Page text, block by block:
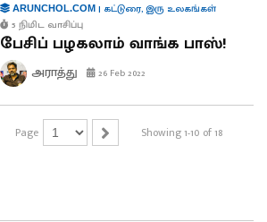
ARUNCHOL.COM| கட்டுரை, இரு உலகங்கள்
5 நிமிட வாசிப்பு
பேசிப் பழகலாம் வாங்க பாஸ்!
அராத்து 26 Feb 2022
Page Showing 1-10 of 18